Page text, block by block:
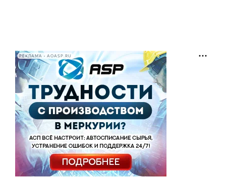
РЕКЛАМА • AOASP.RU